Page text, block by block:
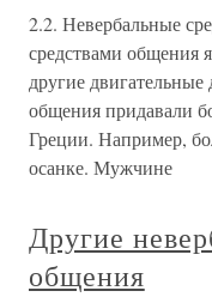
2.2. Невербальные
средствами общения
другие
общения придавали
Греции. Например,
осанке. Мужчине
Другие
общения